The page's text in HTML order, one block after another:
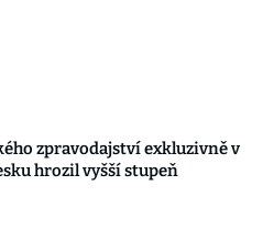
zpravodajství exkluzivně v
hrozil vyšší stupeň